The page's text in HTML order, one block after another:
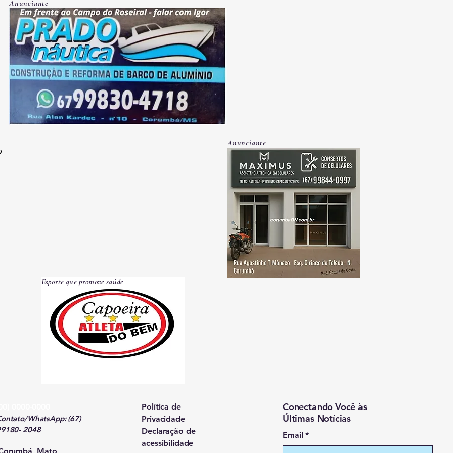
Anunciante
Esporte que promove saúde
Anunciante
WhatsApp: (67)
2048
Política de
Privacidade
Declaração de
acessibilidade
Conectando Você às
Últimas Notícias
Email *